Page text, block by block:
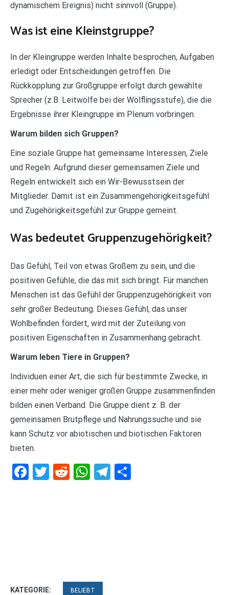
dynamischem Ereignis) nicht sinnvoll (Gruppe).
Was ist eine Kleinstgruppe?
In der Kleingruppe werden Inhalte besprochen, Aufgaben
erledigt oder Entscheidungen getroffen. Die
Rückkopplung zur Großgruppe erfolgt durch gewählte
Sprecher (z.B. Leitwölfe bei der Wölflingsstufe), die die
Ergebnisse ihrer Kleingruppe im Plenum vorbringen.
Warum bilden sich Gruppen?
Eine soziale Gruppe hat gemeinsame Interessen, Ziele
und Regeln. Aufgrund dieser gemeinsamen Ziele und
Regeln entwickelt sich ein Wir-Bewusstsein der
Mitglieder. Damit ist ein Zusammengehörigkeitsgefühl
und Zugehörigkeitsgefühl zur Gruppe gemeint.
Was bedeutet Gruppenzugehörigkeit?
Das Gefühl, Teil von etwas Großem zu sein, und die
positiven Gefühle, die das mit sich bringt. Für manchen
Menschen ist das Gefühl der Gruppenzugehörigkeit von
sehr großer Bedeutung. Dieses Gefühl, das unser
Wohlbefinden fördert, wird mit der Zuteilung von
positiven Eigenschaften in Zusammenhang gebracht.
Warum leben Tiere in Gruppen?
Individuen einer Art, die sich für bestimmte Zwecke, in
einer mehr oder weniger großen Gruppe zusammenfinden
bilden einen Verband. Die Gruppe dient z. B. der
gemeinsamen Brutpflege und Nahrungssuche und sie
kann Schutz vor abiotischen und biotischen Faktoren
bieten.
Facebook
Twitter
RedditWhatsApp
Telegram
KATEGORIE: BELIEBT